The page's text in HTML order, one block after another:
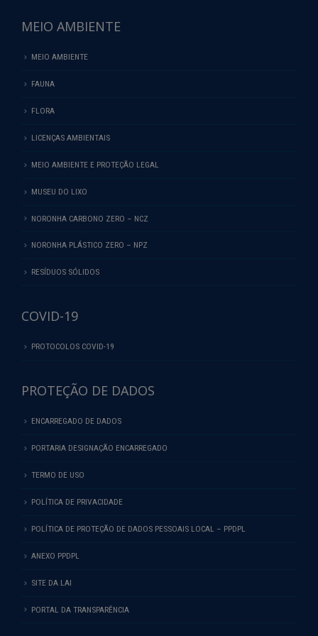
MEIO AMBIENTE
MEIO AMBIENTE
FAUNA
FLORA
LICENÇAS AMBIENTAIS
MEIO AMBIENTE E PROTEÇÃO LEGAL
MUSEU DO LIXO
NORONHA CARBONO ZERO – NCZ
NORONHA PLÁSTICO ZERO – NPZ
RESÍDUOS SÓLIDOS
COVID-19
PROTOCOLOS COVID-19
PROTEÇÃO DE DADOS
ENCARREGADO DE DADOS
PORTARIA DESIGNAÇÃO ENCARREGADO
TERMO DE USO
POLÍTICA DE PRIVACIDADE
POLÍTICA DE PROTEÇÃO DE DADOS PESSOAIS LOCAL – PPDPL
ANEXO PPDPL
SITE DA LAI
PORTAL DA TRANSPARÊNCIA